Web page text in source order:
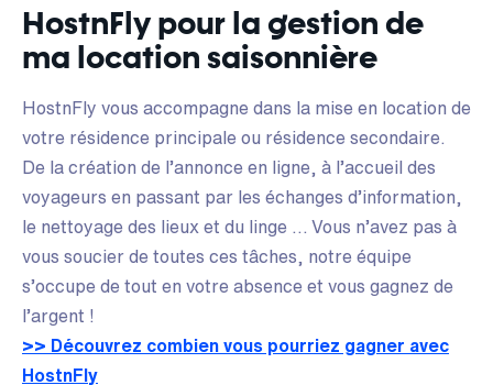
HostnFly pour la gestion de
ma location saisonnière
HostnFly vous accompagne dans la mise en location de
votre résidence principale ou résidence secondaire.
De la création de l’annonce en ligne, à l’accueil des
voyageurs en passant par les échanges d’information,
le nettoyage des lieux et du linge … Vous n’avez pas à
vous soucier de toutes ces tâches, notre équipe
s’occupe de tout en votre absence et vous gagnez de
l’argent !
>> Découvrez combien vous pourriez gagner avec
HostnFly